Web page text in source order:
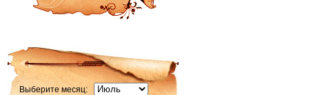
Выберите месяц: